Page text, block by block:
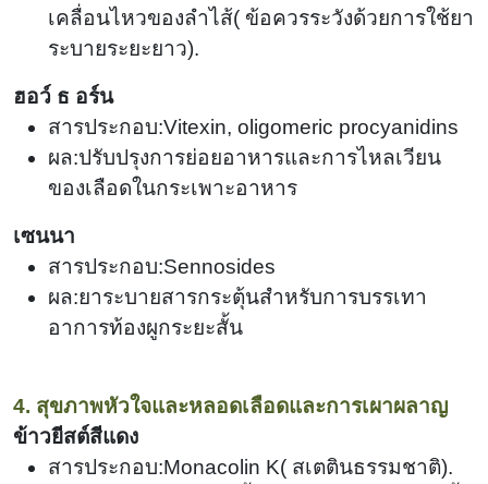
เคลื่อนไหวของลำไส้( ข้อควรระวังด้วยการใช้ยา
ระบายระยะยาว).
ฮอว์ ธ อร์น
สารประกอบ:Vitexin, oligomeric procyanidins
ผล:ปรับปรุงการย่อยอาหารและการไหลเวียน
ของเลือดในกระเพาะอาหาร
เซนนา
สารประกอบ:Sennosides
ผล:ยาระบายสารกระตุ้นสำหรับการบรรเทา
อาการท้องผูกระยะสั้น
4. สุขภาพหัวใจและหลอดเลือดและการเผาผลาญ
ข้าวยีสต์สีแดง
สารประกอบ:Monacolin K( สเตตินธรรมชาติ).